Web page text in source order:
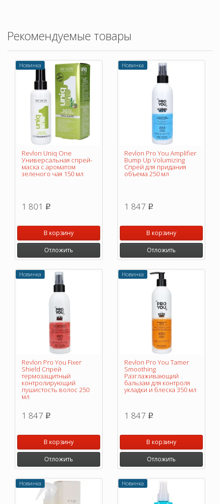
Рекомендуемые товары
Новинка
Revlon Uniq One
Универсальная спрей-
маска с ароматом
зеленого чая 150 мл
1 801 p
В корзину
Отложить
Новинка
Revlon Pro You Amplifier
Bump Up Volumizing
Спрей для придания
объема 250 мл
1 847 p
В корзину
Отложить
Новинка
Revlon Pro You Fixer
Shield Спрей
термозащитный
контролирующий
пушистость волос 250
мл
1 847 p
В корзину
Отложить
Новинка
Revlon Pro You Tamer
Smoothing
Разглаживающий
бальзам для контроля
укладки и блеска 350 мл
1 847 p
В корзину
Отложить
Новинка Новинка